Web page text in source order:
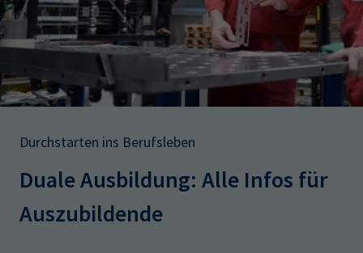
Leichte Sprache
Karriere
AdA
34d
Prüfungstermine
Wirtschaftsfachwirt
34f
Negativerklärung
Sachkundeprüfung
Berichtsheft
AEVO
34i
Betriebswirt Prüfbericht
Durchstarten ins Berufsleben
Duale Ausbildung: Alle Infos für
Auszubildende